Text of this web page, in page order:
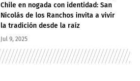
Chile en nogada con identidad: San
Nicolás de los Ranchos invita a vivir
la tradición desde la raíz
Jul 9, 2025